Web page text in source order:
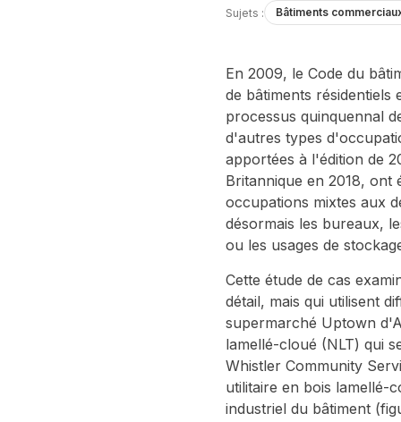
Sujets : Bâtiments
En 2009, le Code du
de bâtiments résidentiels
processus quinquennal
d'autres types
apportées à l'édition de
Britannique en 2018, ont
occupations mixtes aux
désormais les bureaux,
ou les usages de
Cette étude de cas
détail, mais qui utilisent
supermarché Uptown
lamellé-cloué (NLT) qui
Whistler Community
utilitaire en bois lamellé-
industriel du bâtiment